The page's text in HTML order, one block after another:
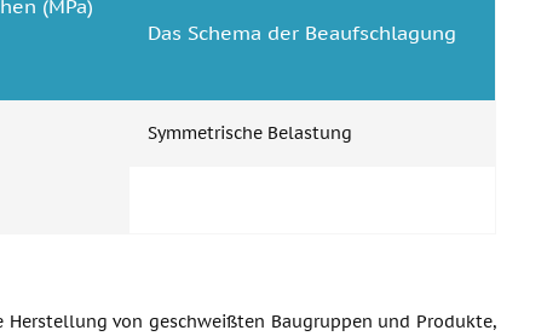
(MPa)
Das Schema der Beaufschlagung
Symmetrische Belastung
von geschweißten Baugruppen und Produkte,